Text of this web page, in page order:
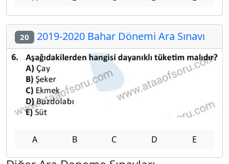
20 2019-2020 Bahar Dönemi Ara Sınavı
A B C D E